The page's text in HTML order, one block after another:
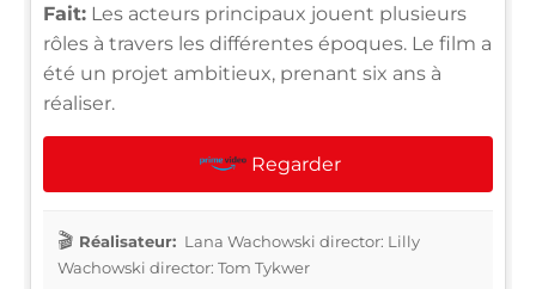
Fait: Les acteurs principaux jouent plusieurs
rôles à travers les différentes époques. Le film a
été un projet ambitieux, prenant six ans à
réaliser.
Regarder
Réalisateur: Lana Wachowski director: Lilly
Wachowski director: Tom Tykwer